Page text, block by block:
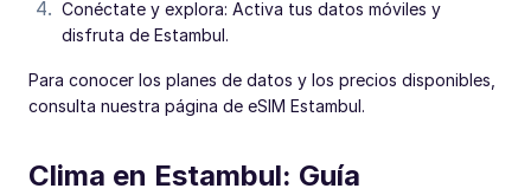
Conéctate y explora: Activa tus datos móviles y
disfruta de Estambul.
Para conocer los planes de datos y los precios disponibles,
consulta nuestra página de eSIM Estambul.
Clima en Estambul: Guía